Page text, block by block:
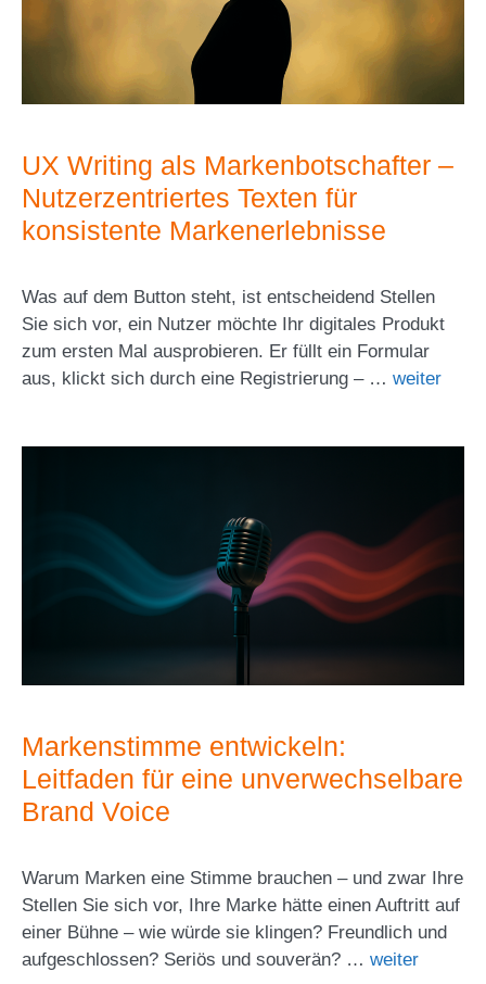
UX Writing als Markenbotschafter –
Nutzerzentriertes Texten für
konsistente Markenerlebnisse
Was auf dem Button steht, ist entscheidend Stellen
Sie sich vor, ein Nutzer möchte Ihr digitales Produkt
zum ersten Mal ausprobieren. Er füllt ein Formular
aus, klickt sich durch eine Registrierung – … weiter
Markenstimme entwickeln:
Leitfaden für eine unverwechselbare
Brand Voice
Warum Marken eine Stimme brauchen – und zwar Ihre
Stellen Sie sich vor, Ihre Marke hätte einen Auftritt auf
einer Bühne – wie würde sie klingen? Freundlich und
aufgeschlossen? Seriös und souverän? … weiter